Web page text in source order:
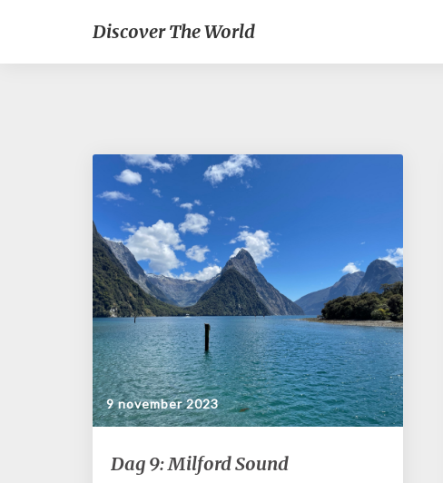
Discover The World
9 november 2023
Dag
9:
Dag 9: Milford Sound